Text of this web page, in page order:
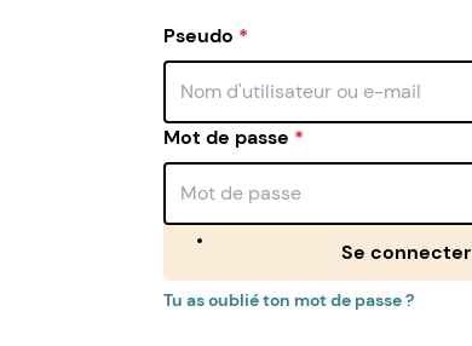
Pseudo *
Mot de passe *
Se connecter
Tu as oublié ton mot de passe ?